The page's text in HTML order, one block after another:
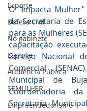
Esporte
Defesa civil
No gabinete
Esporte
Audiência Pública
SEMULHER
Empreendedorismo
O "Impacta
da Secretaria de
para as Mulheres
capacitação
Serviço Nacional
Comercial
Municipal de
Coordenadoria
Secretaria